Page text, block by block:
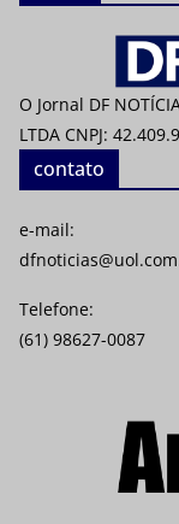
O Jornal DF
LTDA CNPJ:
contato
e-mail:
Telefone:
(61) 98627-0087